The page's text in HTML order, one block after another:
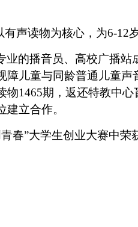
有声读物为核心，为6-12
业的播音员、高校广播
障儿童与同龄普通儿童
物1465期，返还特教中心
立合作。
春”大学生创业大赛中